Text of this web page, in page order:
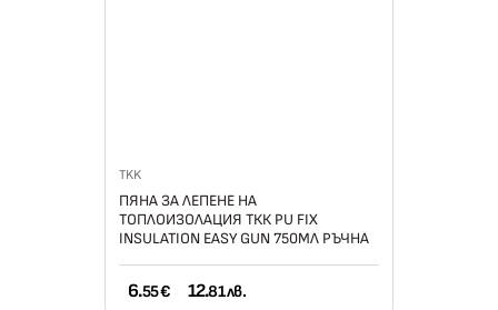
TKK
ПЯНА ЗА ЛЕПЕНЕ НА
ТОПЛОИЗОЛАЦИЯ ТКК PU FIX
INSULATION EASY GUN 750МЛ РЪЧНА
6.55 € 12.81 лв.